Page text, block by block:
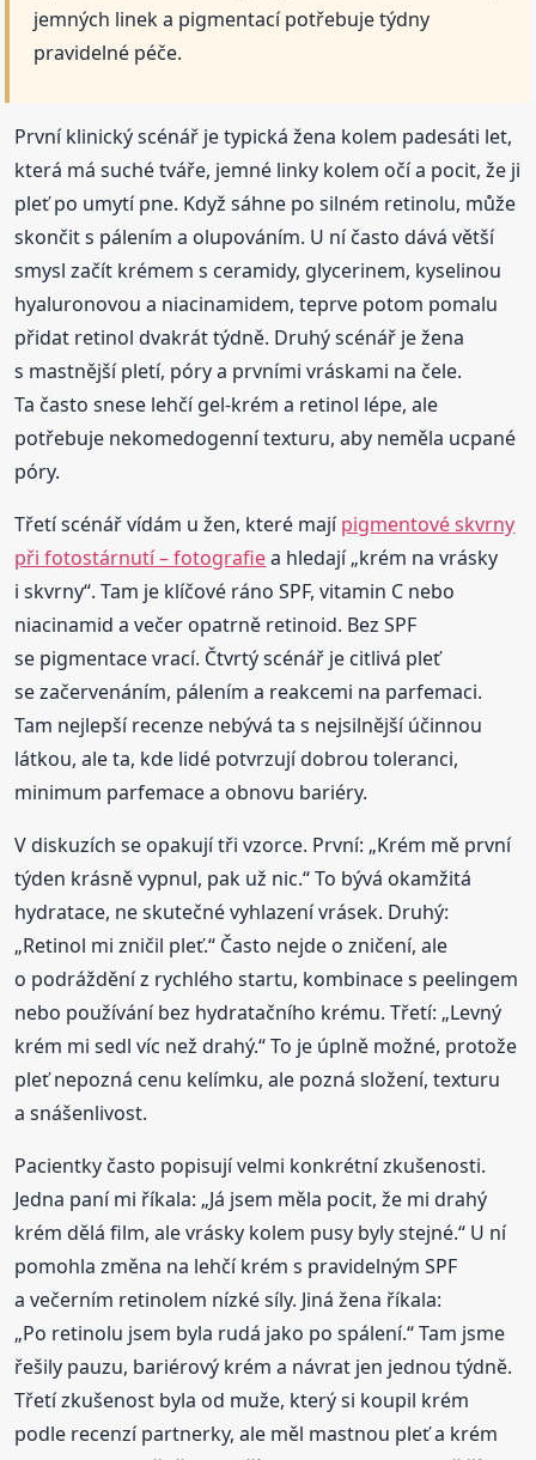
jemných linek a pigmentací potřebuje týdny
pravidelné péče.
První klinický scénář je typická žena kolem padesáti let,
která má suché tváře, jemné linky kolem očí a pocit, že ji
pleť po umytí pne. Když sáhne po silném retinolu, může
skončit s pálením a olupováním. U ní často dává větší
smysl začít krémem s ceramidy, glycerinem, kyselinou
hyaluronovou a niacinamidem, teprve potom pomalu
přidat retinol dvakrát týdně. Druhý scénář je žena
s mastnější pletí, póry a prvními vráskami na čele.
Ta často snese lehčí gel-krém a retinol lépe, ale
potřebuje nekomedogenní texturu, aby neměla ucpané
póry.
Třetí scénář vídám u žen, které majípigmentové skvrny
při fotostárnutí – fotografiea hledají „krém na vrásky
i skvrny“. Tam je klíčové ráno SPF, vitamin C nebo
niacinamid a večer opatrně retinoid. Bez SPF
se pigmentace vrací. Čtvrtý scénář je citlivá pleť
se začervenáním, pálením a reakcemi na parfemaci.
Tam nejlepší recenze nebývá ta s nejsilnější účinnou
látkou, ale ta, kde lidé potvrzují dobrou toleranci,
minimum parfemace a obnovu bariéry.
V diskuzích se opakují tři vzorce. První: „Krém mě první
týden krásně vypnul, pak už nic.“ To bývá okamžitá
hydratace, ne skutečné vyhlazení vrásek. Druhý:
„Retinol mi zničil pleť.“ Často nejde o zničení, ale
o podráždění z rychlého startu, kombinace s peelingem
nebo používání bez hydratačního krému. Třetí: „Levný
krém mi sedl víc než drahý.“ To je úplně možné, protože
pleť nepozná cenu kelímku, ale pozná složení, texturu
a snášenlivost.
Pacientky často popisují velmi konkrétní zkušenosti.
Jedna paní mi říkala: „Já jsem měla pocit, že mi drahý
krém dělá film, ale vrásky kolem pusy byly stejné.“ U ní
pomohla změna na lehčí krém s pravidelným SPF
a večerním retinolem nízké síly. Jiná žena říkala:
„Po retinolu jsem byla rudá jako po spálení.“ Tam jsme
řešily pauzu, bariérový krém a návrat jen jednou týdně.
Třetí zkušenost byla od muže, který si koupil krém
podle recenzí partnerky, ale měl mastnou pleť a krém